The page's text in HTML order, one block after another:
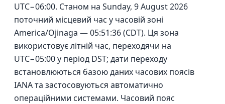
UTC−06:00. Станом на Sunday, 9 August 2026
поточний місцевий час у часовій зоні
America/Ojinaga — 05:51:36 (CDT). Ця зона
використовує літній час, переходячи на
UTC−05:00 у період DST; дати переходу
встановлюються базою даних часових поясів
IANA та застосовуються автоматично
операційними системами. Часовий пояс